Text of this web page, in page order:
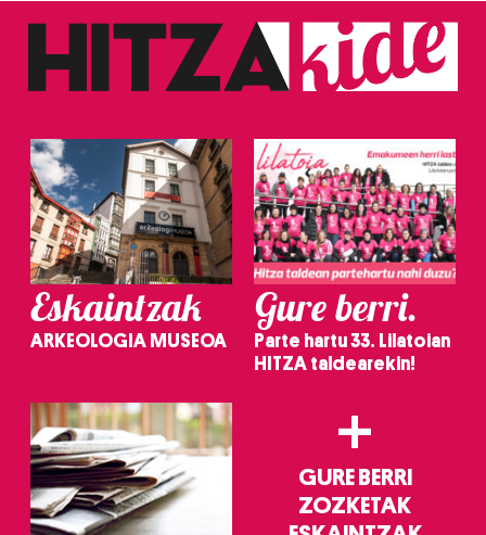
Eskaintzak
ARKEOLOGIA MUSEOA
Gure berri.
Parte hartu 33. Lilatoian
HITZA taldearekin!
+
GURE BERRI
ZOZKETAK